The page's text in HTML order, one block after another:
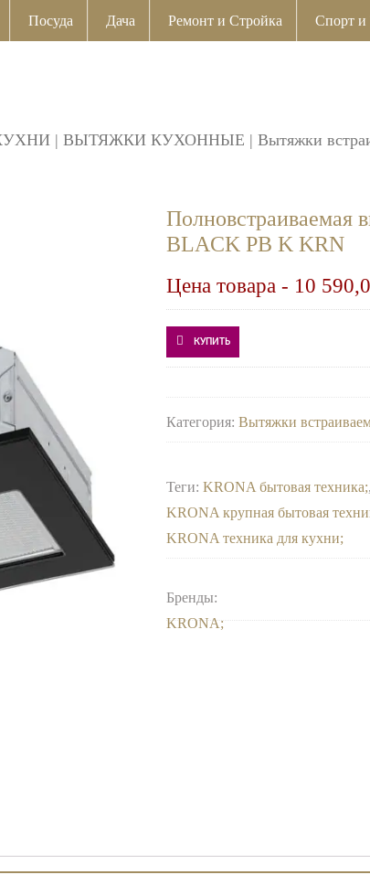
Посуда Дача Ремонт и Стройка Спорт и
|ВЫТЯЖКИ КУХОННЫЕ |Вытяжки
Полновстраиваемая
BLACK PB K KRN
Цена товара - 10
КУПИТЬ
Категория:Вытяжки
Теги:KRONA бытовая техника
KRONA крупная бытовая
KRONA техника для кухни
Бренды:
KRONA